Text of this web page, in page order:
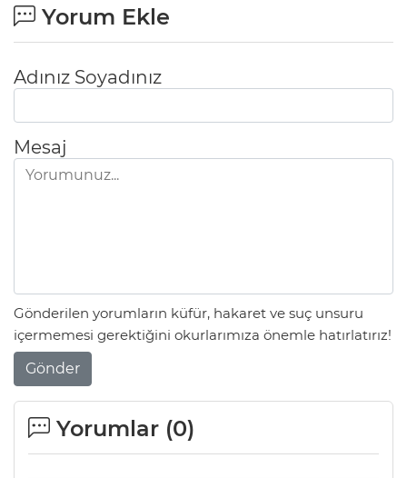
Yorum Ekle
Adınız Soyadınız
Mesaj
Gönderilen yorumların küfür, hakaret ve suç unsuru
içermemesi gerektiğini okurlarımıza önemle hatırlatırız!
Gönder
Yorumlar (0)